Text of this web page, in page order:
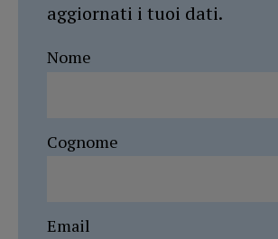
aggiornati i tuoi dati.
Nome
Cognome
Email